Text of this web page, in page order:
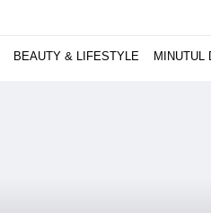
BEAUTY & LIFESTYLE MINUTUL